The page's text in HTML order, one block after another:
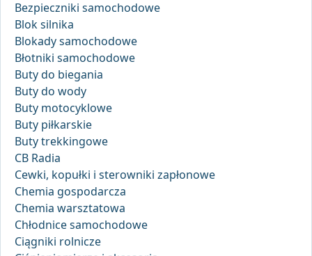
Bezpieczniki samochodowe
Blok silnika
Blokady samochodowe
Błotniki samochodowe
Buty do biegania
Buty do wody
Buty motocyklowe
Buty piłkarskie
Buty trekkingowe
CB Radia
Cewki, kopułki i sterowniki zapłonowe
Chemia gospodarcza
Chemia warsztatowa
Chłodnice samochodowe
Ciągniki rolnicze